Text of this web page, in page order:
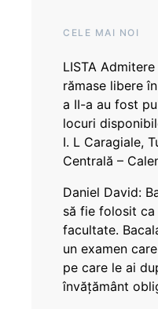
CELE MAI NOI
LISTA
rămase libere
a II-a au fost
locuri
I. L Caragiale,
Centrală –
Daniel David:
să fie folosit
facultate.
un examen
pe care le ai
învățământ